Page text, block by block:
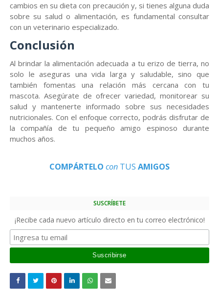
cambios en su dieta con precaución y, si tienes alguna duda
sobre su salud o alimentación, es fundamental consultar
con un veterinario especializado.
Conclusión
Al brindar la alimentación adecuada a tu erizo de tierra, no
solo le aseguras una vida larga y saludable, sino que
también fomentas una relación más cercana con tu
mascota. Asegúrate de ofrecer variedad, monitorear su
salud y mantenerte informado sobre sus necesidades
nutricionales. Con el enfoque correcto, podrás disfrutar de
la compañía de tu pequeño amigo espinoso durante
muchos años.
COMPÁRTELO con TUS AMIGOS
SUSCRÍBETE
¡Recibe cada nuevo artículo directo en tu correo electrónico!